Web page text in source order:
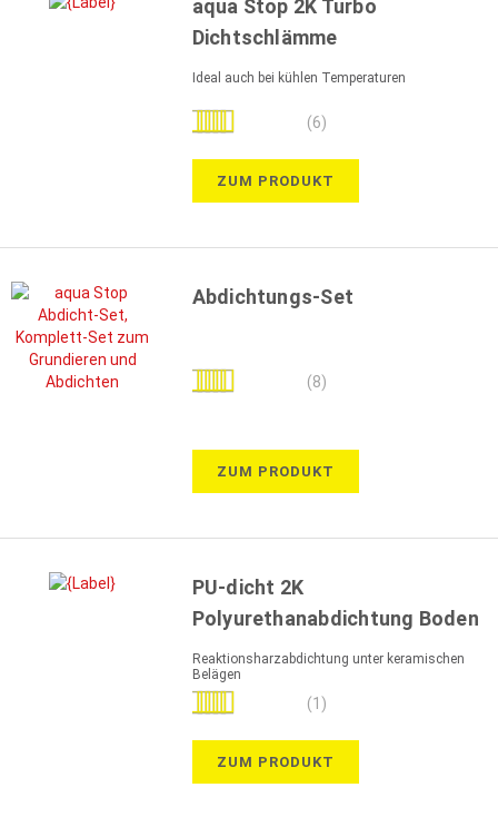
aqua Stop 2K Turbo
Dichtschlämme
Ideal auch bei kühlen Temperaturen
Bewertung: (6)
ZUM PRODUKT
Abdichtungs-Set
Bewertung: (8)
ZUM PRODUKT
PU-dicht 2K
Polyurethanabdichtung Boden
Reaktionsharzabdichtung unter keramischen
Belägen
Bewertung:
(1)
ZUM PRODUKT